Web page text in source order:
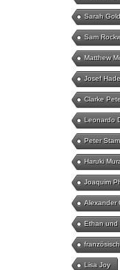
Sarah
Sam
Matthew
Josef
Clarke
Leonardo
Peter
Haruki
Joaquim
Alexander
Ethan und
Lisa Joy